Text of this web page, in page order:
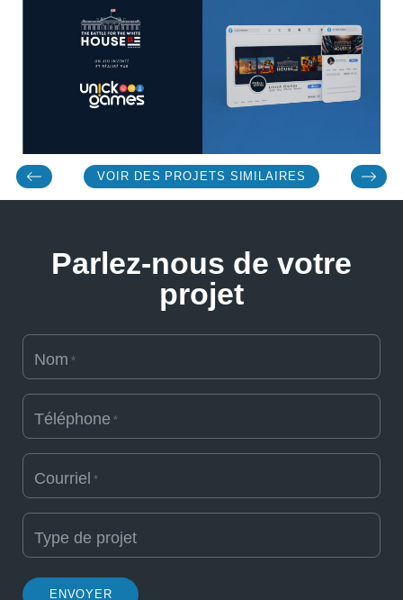
VOIR DES PROJETS SIMILAIRES
Parlez-nous de votre
projet
Nom *
Téléphone *
Courriel *
Type de projet